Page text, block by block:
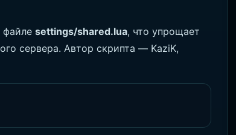
файле settings/shared.lua, что упрощает
сервера. Автор скрипта — KaziK,